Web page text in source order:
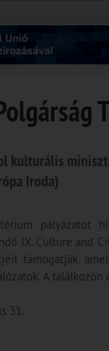
kulturális
Iroda)
pályázatot
IX. Culture and
támogatják,
A
31.